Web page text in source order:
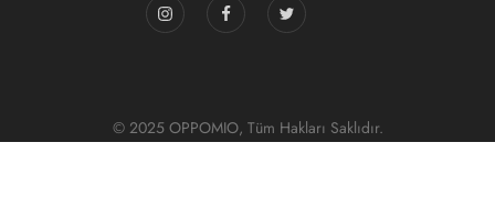
© 2025 OPPOMIO, Tüm Hakları Saklıdır.